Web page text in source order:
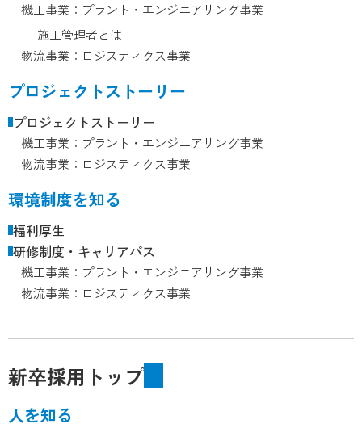
機工事業：プラント・エンジニアリング事業
施工管理者とは
物流事業：ロジスティクス事業
プロジェクトストーリー
プロジェクトストーリー
機工事業：プラント・エンジニアリング事業
物流事業：ロジスティクス事業
環境制度を知る
福利厚生
研修制度・キャリアパス
機工事業：プラント・エンジニアリング事業
物流事業：ロジスティクス事業
新卒採用トップ
人を知る